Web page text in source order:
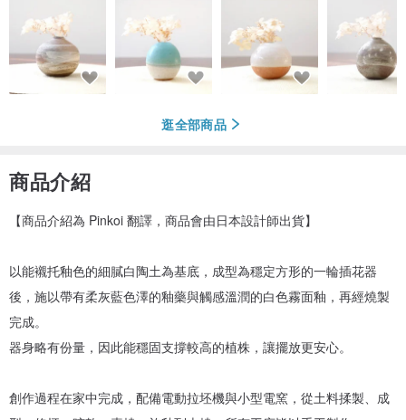
逛全部商品
商品介紹
【商品介紹為 Pinkoi 翻譯，商品會由日本設計師出貨】
以能襯托釉色的細膩白陶土為基底，成型為穩定方形的一輪插花器
後，施以帶有柔灰藍色澤的釉藥與觸感溫潤的白色霧面釉，再經燒製
完成。
器身略有份量，因此能穩固支撐較高的植株，讓擺放更安心。
創作過程在家中完成，配備電動拉坯機與小型電窯，從土料揉製、成